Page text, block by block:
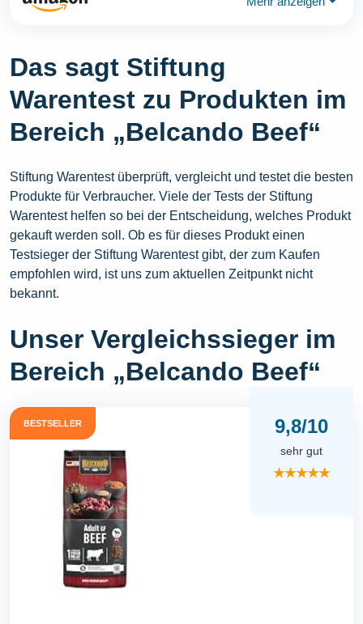
Das sagt Stiftung
Warentest zu Produkten im
Bereich „Belcando Beef“
Stiftung Warentest überprüft, vergleicht und testet die besten
Produkte für Verbraucher. Viele der Tests der Stiftung
Warentest helfen so bei der Entscheidung, welches Produkt
gekauft werden soll. Ob es für dieses Produkt einen
Testsieger der Stiftung Warentest gibt, der zum Kaufen
empfohlen wird, ist uns zum aktuellen Zeitpunkt nicht
bekannt.
Unser Vergleichssieger im
Bereich „Belcando Beef“
BESTSELLER 9,8/10
sehr gut
★★★★★